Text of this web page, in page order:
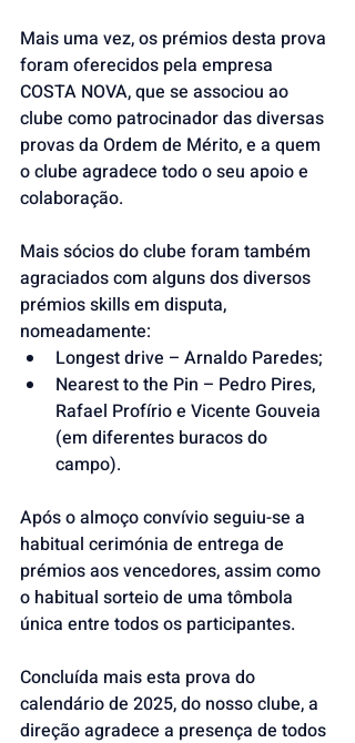
Mais uma vez, os prémios desta prova
foram oferecidos pela empresa
COSTA NOVA, que se associou ao
clube como patrocinador das diversas
provas da Ordem de Mérito, e a quem
o clube agradece todo o seu apoio e
colaboração.
Mais sócios do clube foram também
agraciados com alguns dos diversos
prémios skills em disputa,
nomeadamente:
Longest drive – Arnaldo Paredes;
Nearest to the Pin – Pedro Pires,
Rafael Profírio e Vicente Gouveia
(em diferentes buracos do
campo).
Após o almoço convívio seguiu-se a
habitual cerimónia de entrega de
prémios aos vencedores, assim como
o habitual sorteio de uma tômbola
única entre todos os participantes.
Concluída mais esta prova do
calendário de 2025, do nosso clube, a
direção agradece a presença de todos